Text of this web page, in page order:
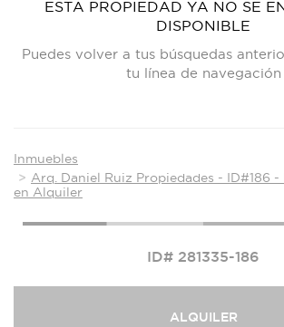
ESTA PROPIEDAD YA NO SE
DISPONIBLE
Puedes volver a tus búsquedas
tu línea de navegación
Inmuebles
Arq. Daniel Ruiz Propiedades - ID#186
en Alquiler
ID# 281335-186
ALQUILER